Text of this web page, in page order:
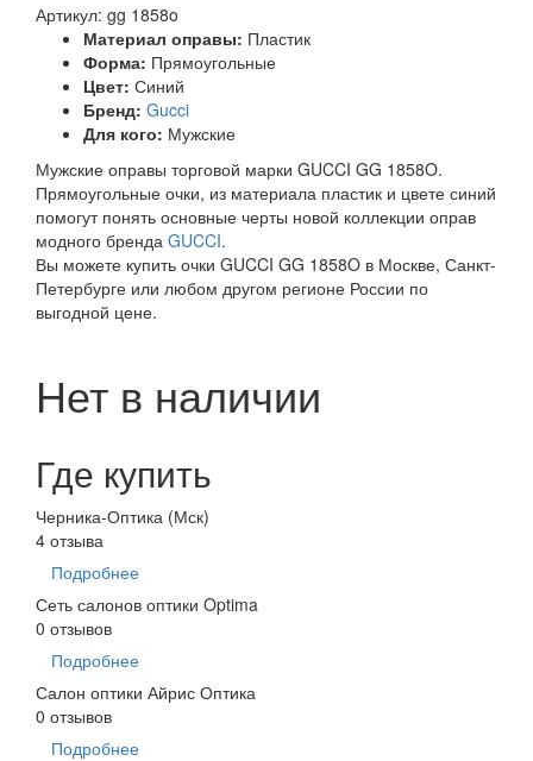
Артикул: gg 1858o
Материал оправы: Пластик
Форма: Прямоугольные
Цвет: Синий
Бренд: Gucci
Для кого: Мужские
Мужские оправы торговой марки GUCCI GG 1858O.
Прямоугольные очки, из материала пластик и цвете синий
помогут понять основные черты новой коллекции оправ
модного бренда GUCCI.
Вы можете купить очки GUCCI GG 1858O в Москве, Санкт-
Петербурге или любом другом регионе России по
выгодной цене.
Нет в наличии
Где купить
Черника-Оптика (Мск)
4 отзыва
Подробнее
Сеть салонов оптики Optima
0 отзывов
Подробнее
Салон оптики Айрис Оптика
0 отзывов
Подробнее